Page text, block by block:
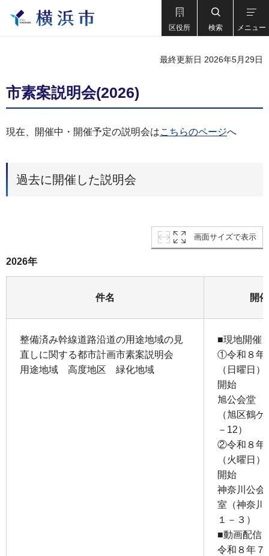
区役所 検索 メニュー
最終更新日 2026年5月29日
市素案説明会(2026)
現在、開催中・開催予定の説明会はこちらのページへ
過去に開催した説明会
画面サイズで表示
2026年
件名 開
整備済み幹線道路沿道の用途地域の見
直しに関する都市計画市素案説明会
用途地域 高度地区 緑化地域
■現地開催
①令和８年
（日曜日
開始
旭公会堂
（旭区鶴
－12）
②令和８年
（火曜日
開始
神奈川公
室（神奈川
１－３）
■動画配信
令和８年７